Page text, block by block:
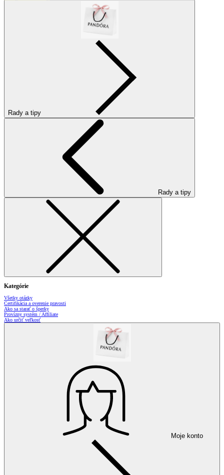
Rady a tipy
Rady a tipy
Kategórie
Všetky otázky
Certifikácia a overenie pravosti
Ako sa starať o šperky
Provízny systém / Affiliate
Ako určiť veľkosť
Moje konto